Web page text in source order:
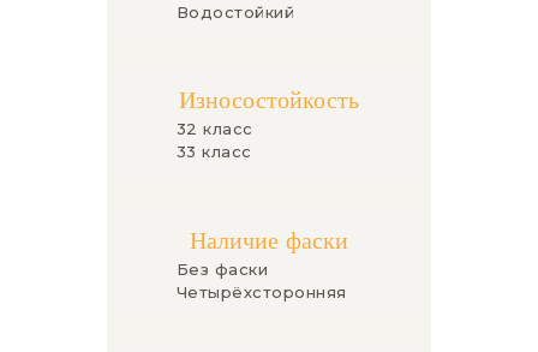
Водостойкий
Износостойкость
32 класс
33 класс
Наличие фаски
Без фаски
Четырёхсторонняя